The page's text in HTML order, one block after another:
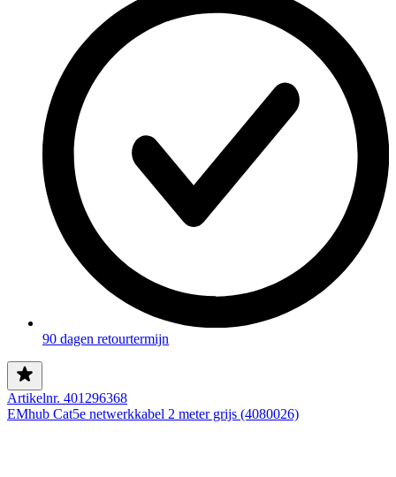
90 dagen retourtermijn
Artikelnr. 401296368
EMhub Cat5e netwerkkabel 2 meter grijs (4080026)